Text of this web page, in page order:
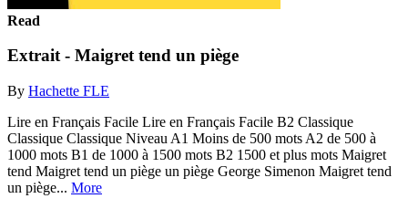
Read
Extrait - Maigret tend un piège
By Hachette FLE
Lire en Français Facile Lire en Français Facile B2 Classique
Classique Classique Niveau A1 Moins de 500 mots A2 de 500 à
1000 mots B1 de 1000 à 1500 mots B2 1500 et plus mots Maigret
tend Maigret tend un piège un piège George Simenon Maigret tend
un piège... More